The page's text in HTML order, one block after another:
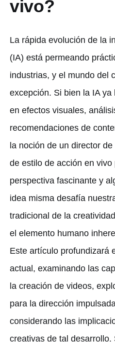
vivo?
La rápida evolución de la
(IA) está permeando
industrias, y el mundo del
excepción. Si bien la IA
en efectos visuales,
recomendaciones de
la noción de un director
de estilo de acción en vivo
perspectiva fascinante y
idea misma desafía
tradicional de la
el elemento humano
Este artículo profundizará
actual, examinando las
la creación de videos,
para la dirección
considerando las
creativas de tal desarrollo.